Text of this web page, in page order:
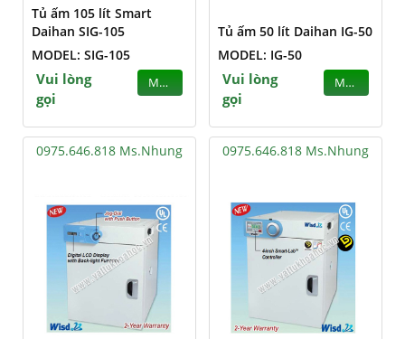
Tủ ấm 105 lít Smart
Daihan SIG-105
MODEL: SIG-105
Vui lòng
gọi
MUA
Tủ ấm 50 lít Daihan IG-50
MODEL: IG-50
Vui lòng
gọi
MUA
0975.646.818 Ms.Nhung 0975.646.818 Ms.Nhung